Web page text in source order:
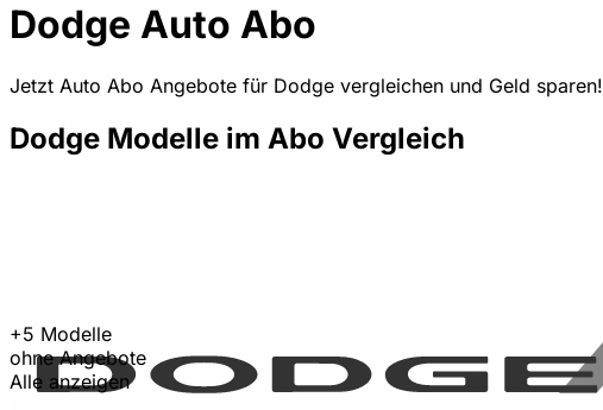
Dodge Auto Abo
Jetzt Auto Abo Angebote für Dodge vergleichen und Geld sparen!
Dodge Modelle im Abo Vergleich
+5 Modelle
ohne Angebote
Alle anzeigen